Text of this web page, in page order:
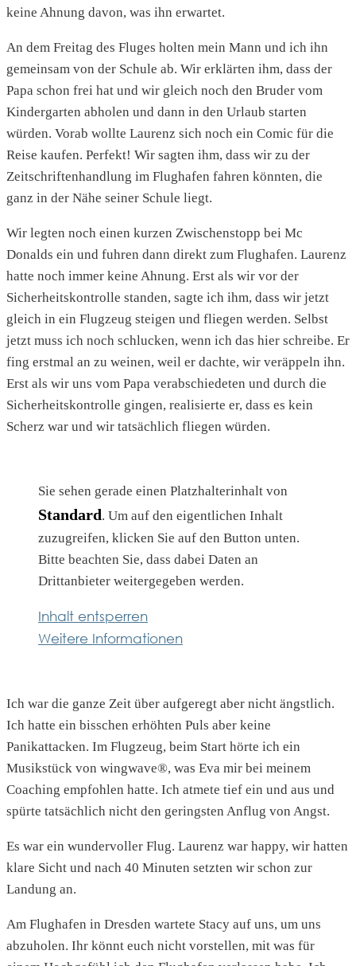
keine Ahnung davon, was ihn erwartet.
An dem Freitag des Fluges holten mein Mann und ich ihn
gemeinsam von der Schule ab. Wir erklärten ihm, dass der
Papa schon frei hat und wir gleich noch den Bruder vom
Kindergarten abholen und dann in den Urlaub starten
würden. Vorab wollte Laurenz sich noch ein Comic für die
Reise kaufen. Perfekt! Wir sagten ihm, dass wir zu der
Zeitschriftenhandlung im Flughafen fahren könnten, die
ganz in der Nähe seiner Schule liegt.
Wir legten noch einen kurzen Zwischenstopp bei Mc
Donalds ein und fuhren dann direkt zum Flughafen. Laurenz
hatte noch immer keine Ahnung. Erst als wir vor der
Sicherheitskontrolle standen, sagte ich ihm, dass wir jetzt
gleich in ein Flugzeug steigen und fliegen werden. Selbst
jetzt muss ich noch schlucken, wenn ich das hier schreibe. Er
fing erstmal an zu weinen, weil er dachte, wir veräppeln ihn.
Erst als wir uns vom Papa verabschiedeten und durch die
Sicherheitskontrolle gingen, realisierte er, dass es kein
Scherz war und wir tatsächlich fliegen würden.
Sie sehen gerade einen Platzhalterinhalt von
Standard. Um auf den eigentlichen Inhalt
zuzugreifen, klicken Sie auf den Button unten.
Bitte beachten Sie, dass dabei Daten an
Drittanbieter weitergegeben werden.
Inhalt entsperren
Weitere Informationen
Ich war die ganze Zeit über aufgeregt aber nicht ängstlich.
Ich hatte ein bisschen erhöhten Puls aber keine
Panikattacken. Im Flugzeug, beim Start hörte ich ein
Musikstück von wingwave®, was Eva mir bei meinem
Coaching empfohlen hatte. Ich atmete tief ein und aus und
spürte tatsächlich nicht den geringsten Anflug von Angst.
Es war ein wundervoller Flug. Laurenz war happy, wir hatten
klare Sicht und nach 40 Minuten setzten wir schon zur
Landung an.
Am Flughafen in Dresden wartete Stacy auf uns, um uns
abzuholen. Ihr könnt euch nicht vorstellen, mit was für